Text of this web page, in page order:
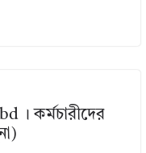
। কর্মচারীদের